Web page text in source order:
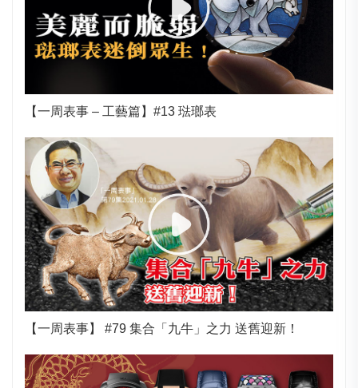
【一周表事 – 工藝篇】#13 琺瑯表
【一周表事】 #79 集合「九牛」之力 送舊迎新！